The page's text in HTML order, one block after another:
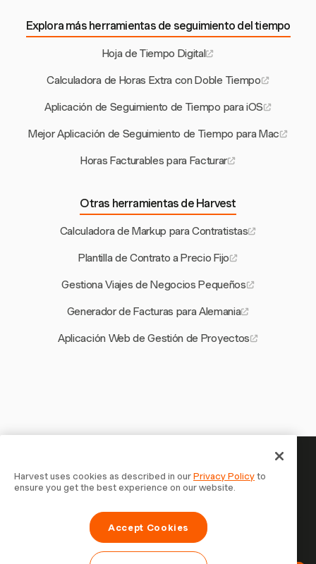
Explora más herramientas de seguimiento del tiempo
Hoja de Tiempo Digital
Calculadora de Horas Extra con Doble Tiempo
Aplicación de Seguimiento de Tiempo para iOS
Mejor Aplicación de Seguimiento de Tiempo para Mac
Horas Facturables para Facturar
Otras herramientas de Harvest
Calculadora de Markup para Contratistas
Plantilla de Contrato a Precio Fijo
Gestiona Viajes de Negocios Pequeños
Generador de Facturas para Alemania
Aplicación Web de Gestión de Proyectos
Tu tiempo merece ser registrado —
empieza ahora
Únete a más de 70.000 empresas que registran tiempo,
facturan a clientes y cobran más rápido con Harvest.
Harvest uses cookies as described in ourPrivacy Policyto
ensure you get the best experience on our website.
Accept Cookies